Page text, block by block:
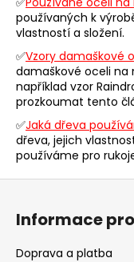
používaných k
vlastností a složení.
✅Vzory damaškové
damaškové oceli na
například vzor
prozkoumat tento
✅Jaká dřeva
dřeva, jejich
používáme pro
Z
Informace
Doprava a platba